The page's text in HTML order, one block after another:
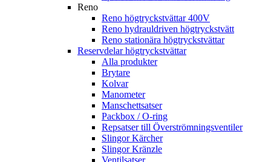
Reno
Reno högtryckstvättar 400V
Reno hydrauldriven högtryckstvätt
Reno stationära högtryckstvättar
Reservdelar högtryckstvättar
Alla produkter
Brytare
Kolvar
Manometer
Manschettsatser
Packbox / O-ring
Repsatser till Överströmningsventiler
Slingor Kärcher
Slingor Kränzle
Ventilsatser